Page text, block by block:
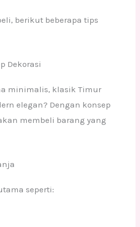
berikut beberapa tips
Dekorasi
minimalis, klasik Timur
elegan? Dengan konsep
membeli barang yang
seperti: